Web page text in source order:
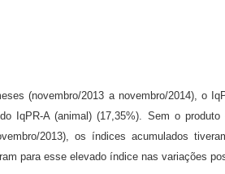
(novembro/2013 a novembro/2014), o
IqPR-A (animal) (17,35%). Sem o
2013), os índices acumulados
para esse elevado índice nas variações